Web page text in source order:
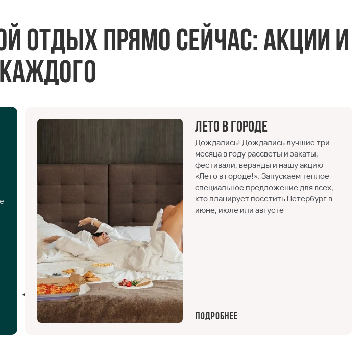
отдых прямо сейчас: акции и
Лето в городе
Дождались! Дождались лучшие три
месяца в году рассветы и закаты,
фестивали, веранды и нашу акцию
«Лето в городе!». Запускаем теплое
специальное предложение для всех,
кто планирует посетить Петербург в
июне, июле или августе
Подробнее